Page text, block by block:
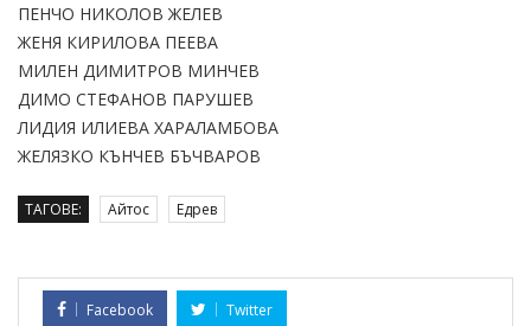
ПЕНЧО НИКОЛОВ ЖЕЛЕВ
ЖЕНЯ КИРИЛОВА ПЕЕВА
МИЛЕН ДИМИТРОВ МИНЧЕВ
ДИМО СТЕФАНОВ ПАРУШЕВ
ЛИДИЯ ИЛИЕВА ХАРАЛАМБОВА
ЖЕЛЯЗКО КЪНЧЕВ БЪЧВАРОВ
ТАГОВЕ: Айтос Едрев
Facebook Twitter